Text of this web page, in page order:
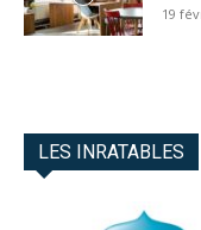
19
LES INRATABLES